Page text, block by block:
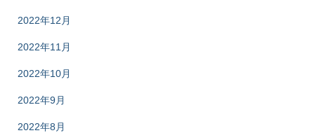
2022年12月
2022年11月
2022年10月
2022年9月
2022年8月